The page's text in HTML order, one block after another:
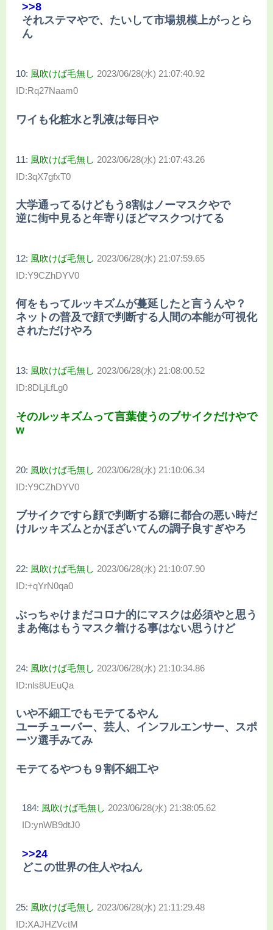
>>8
それステマやで、たいして市場規模上がっとら
ん
10: 風吹けば毛無し 2023/06/28(水) 21:07:40.92
ID:Rq27Naam0
ワイも化粧水と乳液は毎日や
11: 風吹けば毛無し 2023/06/28(水) 21:07:43.26
ID:3qX7gfxT0
大学通ってるけどもう8割はノーマスクやで
逆に街中見ると年寄りほどマスクつけてる
12: 風吹けば毛無し 2023/06/28(水) 21:07:59.65
ID:Y9CZhDYV0
何をもってルッキズムが蔓延したと言うんや？
ネットの普及で顔で判断する人間の本能が可視化
されただけやろ
13: 風吹けば毛無し 2023/06/28(水) 21:08:00.52
ID:8DLjLfLg0
そのルッキズムって言葉使うのブサイクだけやで
w
20: 風吹けば毛無し 2023/06/28(水) 21:10:06.34
ID:Y9CZhDYV0
ブサイクですら顔で判断する癖に都合の悪い時だ
けルッキズムとかほざいてんの調子良すぎやろ
22: 風吹けば毛無し 2023/06/28(水) 21:10:07.90
ID:+qYrN0qa0
ぶっちゃけまだコロナ的にマスクは必須やと思う
まあ俺はもうマスク着ける事はない思うけど
24: 風吹けば毛無し 2023/06/28(水) 21:10:34.86
ID:nls8UEuQa
いや不細工でもモテてるやん
ユーチューバー、芸人、インフルエンサー、スポ
ーツ選手みてみ
モテてるやつも９割不細工や
184: 風吹けば毛無し 2023/06/28(水) 21:38:05.62
ID:ynWB9dtJ0
>>24
どこの世界の住人やねん
25: 風吹けば毛無し 2023/06/28(水) 21:11:29.48
ID:XAJHZVctM